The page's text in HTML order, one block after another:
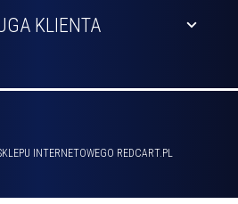
KLIENTA
INTERNETOWEGO REDCART.PL